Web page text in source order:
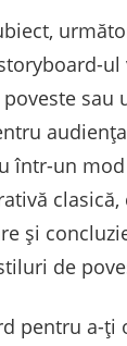
sau
într-un
clasică,
și
de
pentru a-ți